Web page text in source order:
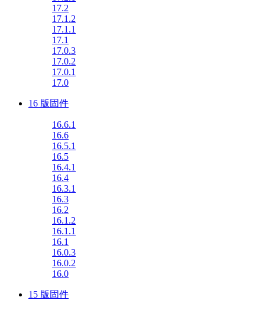
17.2
17.1.2
17.1.1
17.1
17.0.3
17.0.2
17.0.1
17.0
16 版固件
16.6.1
16.6
16.5.1
16.5
16.4.1
16.4
16.3.1
16.3
16.2
16.1.2
16.1.1
16.1
16.0.3
16.0.2
16.0
15 版固件